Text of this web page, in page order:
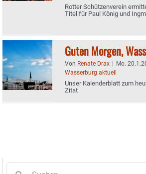
Rotter Schützenverein
Titel für Paul König und
Guten Morgen,
Von Renate Drax | Mo.
Wasserburg aktuell
Unser Kalenderblatt zum
Zitat